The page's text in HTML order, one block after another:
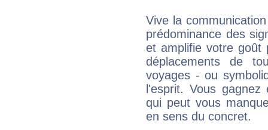
Vive la
prédominance des
et amplifie votre goût
déplacements de
voyages - ou
l'esprit. Vous
qui peut vous
en sens du concret.